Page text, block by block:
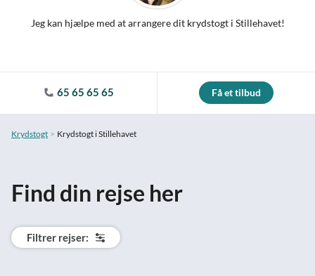
Jeg kan hjælpe med at arrangere dit krydstogt i Stillehavet!
65 65 65 65 Få et tilbud
Krydstogt Krydstogt i Stillehavet
Find din rejse her
Filtrer rejser: